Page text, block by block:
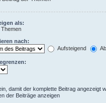
als:
Themen
nach:
Aufsteigend
damit der komplette Beitrag angezeigt
der Beiträge anzeigen